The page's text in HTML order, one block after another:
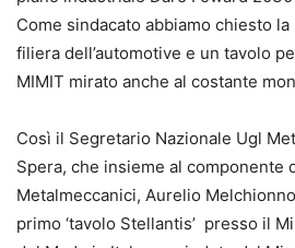
Come sindacato abbiamo chiesto
filiera dell’automotive e un tavolo
MIMIT mirato anche al costante
Così il Segretario Nazionale Ugl
Spera, che insieme al componente
Metalmeccanici, Aurelio
primo ‘tavolo Stellantis’ presso il